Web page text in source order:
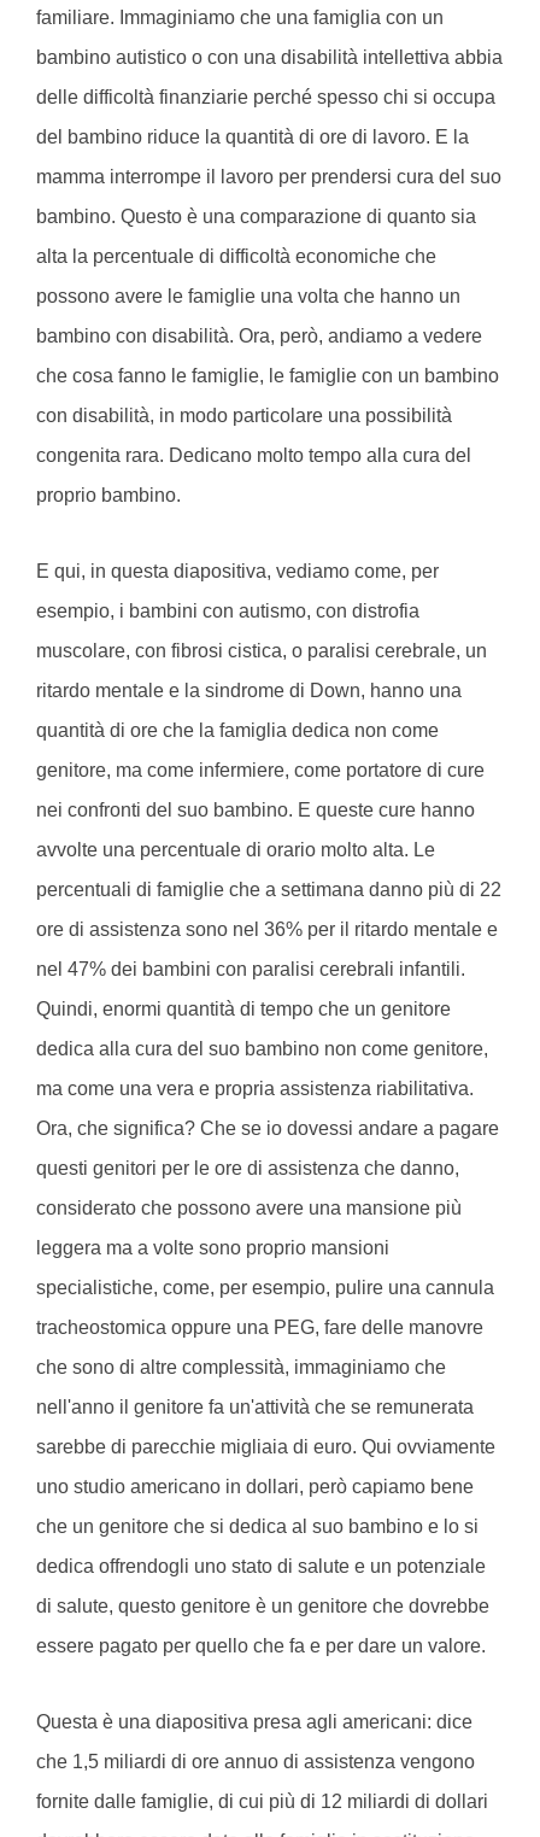
familiare. Immaginiamo che una famiglia con un
bambino autistico o con una disabilità intellettiva abbia
delle difficoltà finanziarie perché spesso chi si occupa
del bambino riduce la quantità di ore di lavoro. E la
mamma interrompe il lavoro per prendersi cura del suo
bambino. Questo è una comparazione di quanto sia
alta la percentuale di difficoltà economiche che
possono avere le famiglie una volta che hanno un
bambino con disabilità. Ora, però, andiamo a vedere
che cosa fanno le famiglie, le famiglie con un bambino
con disabilità, in modo particolare una possibilità
congenita rara. Dedicano molto tempo alla cura del
proprio bambino.
E qui, in questa diapositiva, vediamo come, per
esempio, i bambini con autismo, con distrofia
muscolare, con fibrosi cistica, o paralisi cerebrale, un
ritardo mentale e la sindrome di Down, hanno una
quantità di ore che la famiglia dedica non come
genitore, ma come infermiere, come portatore di cure
nei confronti del suo bambino. E queste cure hanno
avvolte una percentuale di orario molto alta. Le
percentuali di famiglie che a settimana danno più di 22
ore di assistenza sono nel 36% per il ritardo mentale e
nel 47% dei bambini con paralisi cerebrali infantili.
Quindi, enormi quantità di tempo che un genitore
dedica alla cura del suo bambino non come genitore,
ma come una vera e propria assistenza riabilitativa.
Ora, che significa? Che se io dovessi andare a pagare
questi genitori per le ore di assistenza che danno,
considerato che possono avere una mansione più
leggera ma a volte sono proprio mansioni
specialistiche, come, per esempio, pulire una cannula
tracheostomica oppure una PEG, fare delle manovre
che sono di altre complessità, immaginiamo che
nell'anno il genitore fa un'attività che se remunerata
sarebbe di parecchie migliaia di euro. Qui ovviamente
uno studio americano in dollari, però capiamo bene
che un genitore che si dedica al suo bambino e lo si
dedica offrendogli uno stato di salute e un potenziale
di salute, questo genitore è un genitore che dovrebbe
essere pagato per quello che fa e per dare un valore.
Questa è una diapositiva presa agli americani: dice
che 1,5 miliardi di ore annuo di assistenza vengono
fornite dalle famiglie, di cui più di 12 miliardi di dollari